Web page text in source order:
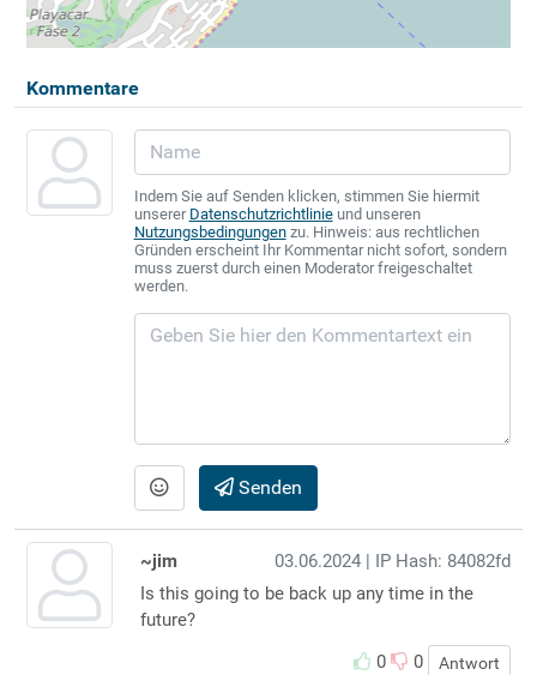
Kommentare
Indem Sie auf Senden klicken, stimmen Sie hiermit
unserer Datenschutzrichtlinieund unseren
Nutzungsbedingungenzu. Hinweis: aus rechtlichen
Gründen erscheint Ihr Kommentar nicht sofort, sondern
muss zuerst durch einen Moderator freigeschaltet
werden.
Senden
03.06.2024 | IP Hash: 84082fd
~jim
Is this going to be back up any time in the
future?
0
0 Antwort